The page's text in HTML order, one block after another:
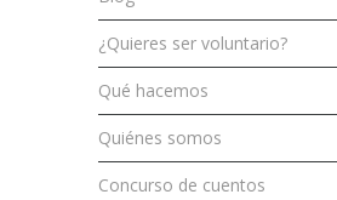
¿Quieres ser voluntario?
Qué hacemos
Quiénes somos
Concurso de cuentos